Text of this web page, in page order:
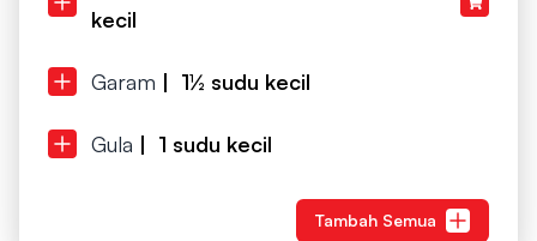
kecil
Garam | 1½ sudu kecil
Gula | 1 sudu kecil
Tambah Semua